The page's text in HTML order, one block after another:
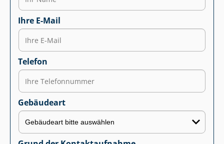
Ihre E-Mail
Telefon
Gebäudeart